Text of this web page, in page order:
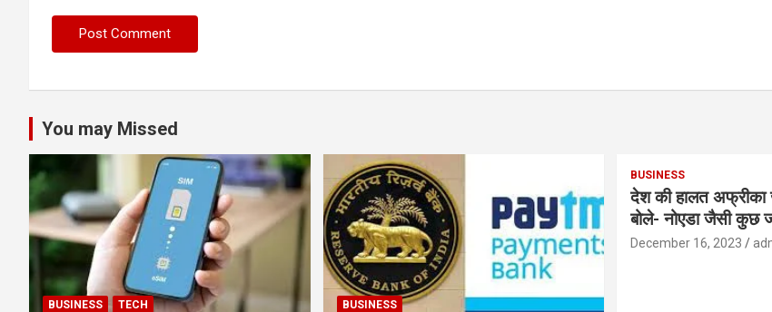
You may Missed
BUSINESS TECH BUSINESS
BUSINESS
देश की हालत अफ्रीका
बोले- नोएडा जैसी कुछ जगहों पर ही हुआ है
विकास : रघुराम राजन
December 16, 2023